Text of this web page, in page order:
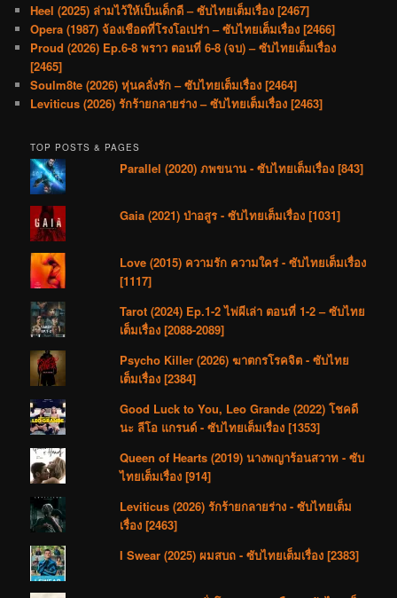
Heel (2025) ล่ามไว้ให้เป็นเด็กดี – ซับไทยเต็มเรื่อง [2467]
Opera (1987) จ้องเชือดที่โรงโอเปร่า – ซับไทยเต็มเรื่อง [2466]
Proud (2026) Ep.6-8 พราว ตอนที่ 6-8 (จบ) – ซับไทยเต็มเรื่อง
[2465]
Soulm8te (2026) หุ่นคลั่งรัก – ซับไทยเต็มเรื่อง [2464]
Leviticus (2026) รักร้ายกลายร่าง – ซับไทยเต็มเรื่อง [2463]
TOP POSTS & PAGES
Parallel (2020) ภพขนาน - ซับไทยเต็มเรื่อง [843]
Gaia (2021) ป่าอสูร - ซับไทยเต็มเรื่อง [1031]
Love (2015) ความรัก ความใคร่ - ซับไทยเต็มเรื่อง
[1117]
Tarot (2024) Ep.1-2 ไพ่ผีเล่า ตอนที่ 1-2 – ซับไทย
เต็มเรื่อง [2088-2089]
Psycho Killer (2026) ฆาตกรโรคจิต - ซับไทย
เต็มเรื่อง [2384]
Good Luck to You, Leo Grande (2022) โชคดี
นะ ลีโอ แกรนด์ - ซับไทยเต็มเรื่อง [1353]
Queen of Hearts (2019) นางพญาร้อนสวาท - ซับ
ไทยเต็มเรื่อง [914]
Leviticus (2026) รักร้ายกลายร่าง - ซับไทยเต็ม
เรื่อง [2463]
I Swear (2025) ผมสบถ - ซับไทยเต็มเรื่อง [2383]